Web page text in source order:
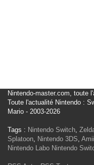
Nintendo-master.com, toute
Toute l'actualité Nintendo :
Mario - 2003-2026
Tags : Nintendo Switch,
Splatoon, Nintendo 3DS,
Nintendo Labo Nintendo